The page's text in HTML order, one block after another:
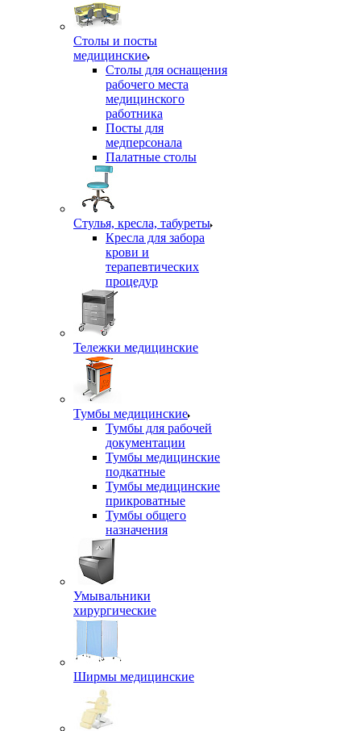
Столы и посты
медицинские
Столы для оснащения
рабочего места
медицинского
работника
Посты для
медперсонала
Палатные столы
Стулья, кресла, табуреты
Кресла для забора
крови и
терапевтических
процедур
Тележки медицинские
Тумбы медицинские
Тумбы для рабочей
документации
Тумбы медицинские
подкатные
Тумбы медицинские
прикроватные
Тумбы общего
назначения
Умывальники
хирургические
Ширмы медицинские